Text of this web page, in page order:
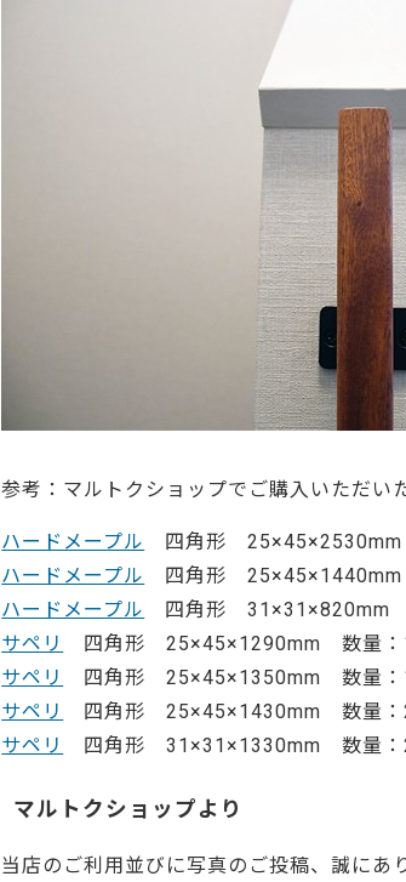
参考：マルトクショップでご購入いただい
ハードメープル
四角形 25×45×2530mm
ハードメープル
四角形 25×45×1440mm
ハードメープル
四角形 31×31×820mm
サペリ
四角形 25×45×1290mm 数量：
サペリ
四角形 25×45×1350mm 数量：
サペリ
四角形 25×45×1430mm 数量：
サペリ
四角形 31×31×1330mm 数量：
マルトクショップより
当店のご利用並びに写真のご投稿、誠にあ